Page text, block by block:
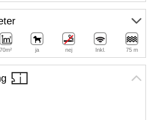
70m² ja nej Inkl. 75 m